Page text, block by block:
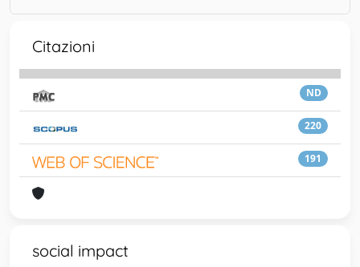
Citazioni
ND
220
191
social impact